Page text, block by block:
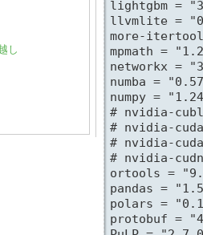
し
lightgbm =
llvmlite =
more-
mpmath =
networkx =
numba =
numpy =
# nvidia-
# nvidia-
# nvidia-
# nvidia-
ortools =
pandas =
polars =
protobuf =